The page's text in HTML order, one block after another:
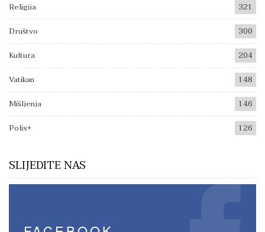
Religija
321
Društvo
300
Kultura
204
Vatikan
148
Mišljenja
146
Polis+
126
SLIJEDITE NAS